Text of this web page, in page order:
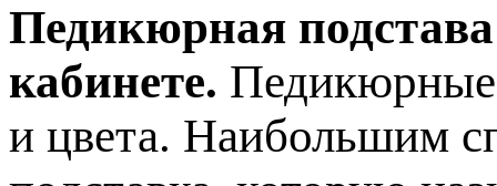
Педикюрная подстава
кабинете. Педикюрные
и цвета. Наибольшим